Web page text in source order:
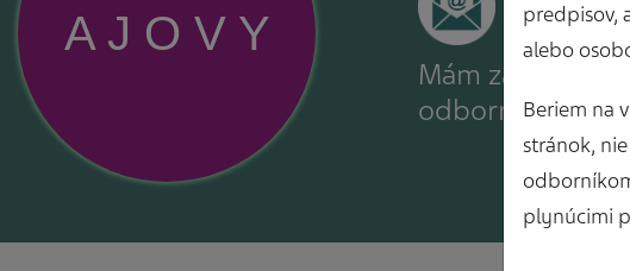
A J O V Y
Mám záujem o
odborného
predpisov,
alebo
Beriem na
stránok,
plynúcimi